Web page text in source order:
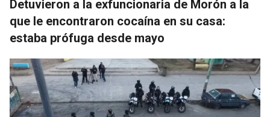
Detuvieron a la exfuncionaria de Morón a la
que le encontraron cocaína en su casa:
estaba prófuga desde mayo